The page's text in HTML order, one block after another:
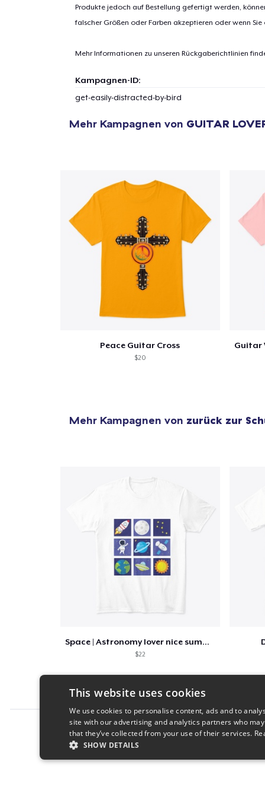
Produkte jedoch auf Bestellung gefertigt werden,
falscher Größen oder Farben akzeptieren oder wenn
Mehr Informationen zu unseren Rückgaberichtlinien
Kampagnen-ID:
get-easily-distracted-by-bird
Mehr Kampagnen von GUITAR
Peace Guitar Cross
$20
Mehr Kampagnen von zurück zur
Space | Astronomy lover nice summer tee
$22
Report this product
This website uses cookies
We use cookies to personalise content, ads and to
site with our advertising and analytics partners who
that they’ve collected from your use of their services.
SHOW DETAILS